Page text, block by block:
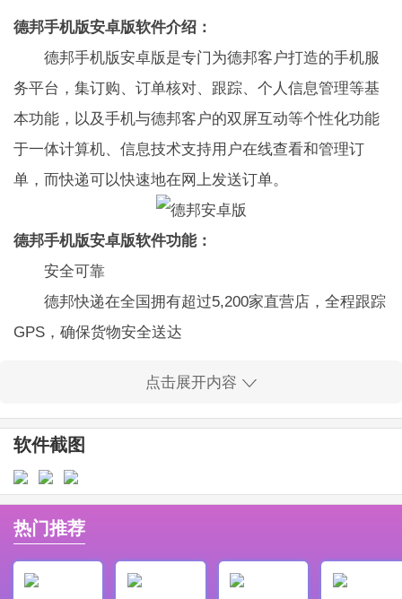
德邦手机版安卓版软件介绍：
德邦手机版安卓版是专门为德邦客户打造的手机服
务平台，集订购、订单核对、跟踪、个人信息管理等基
本功能，以及手机与德邦客户的双屏互动等个性化功能
于一体计算机、信息技术支持用户在线查看和管理订
单，而快递可以快速地在网上发送订单。
德邦手机版安卓版软件功能：
安全可靠
德邦快递在全国拥有超过5,200家直营店，全程跟踪
GPS，确保货物安全送达
德邦快递拥有60,000多名优秀员工，完善的增值服
务体系，为客户提供全方位的专业服务
精密时效
根据德邦公司对6,000余条运输路线和8,800余辆自
有大型专业货车的科学规划，确保各环节均通过适当的
路线运输，及时准确地将货物送达客户
德邦手机版安卓版软件特色：
点击展开内容
软件截图
热门推荐